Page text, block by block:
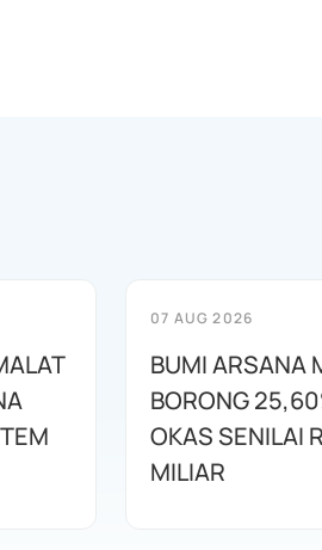
07 AUG 2026
BUMI ARSANA
BORONG
OKAS SENILAI
MILIAR